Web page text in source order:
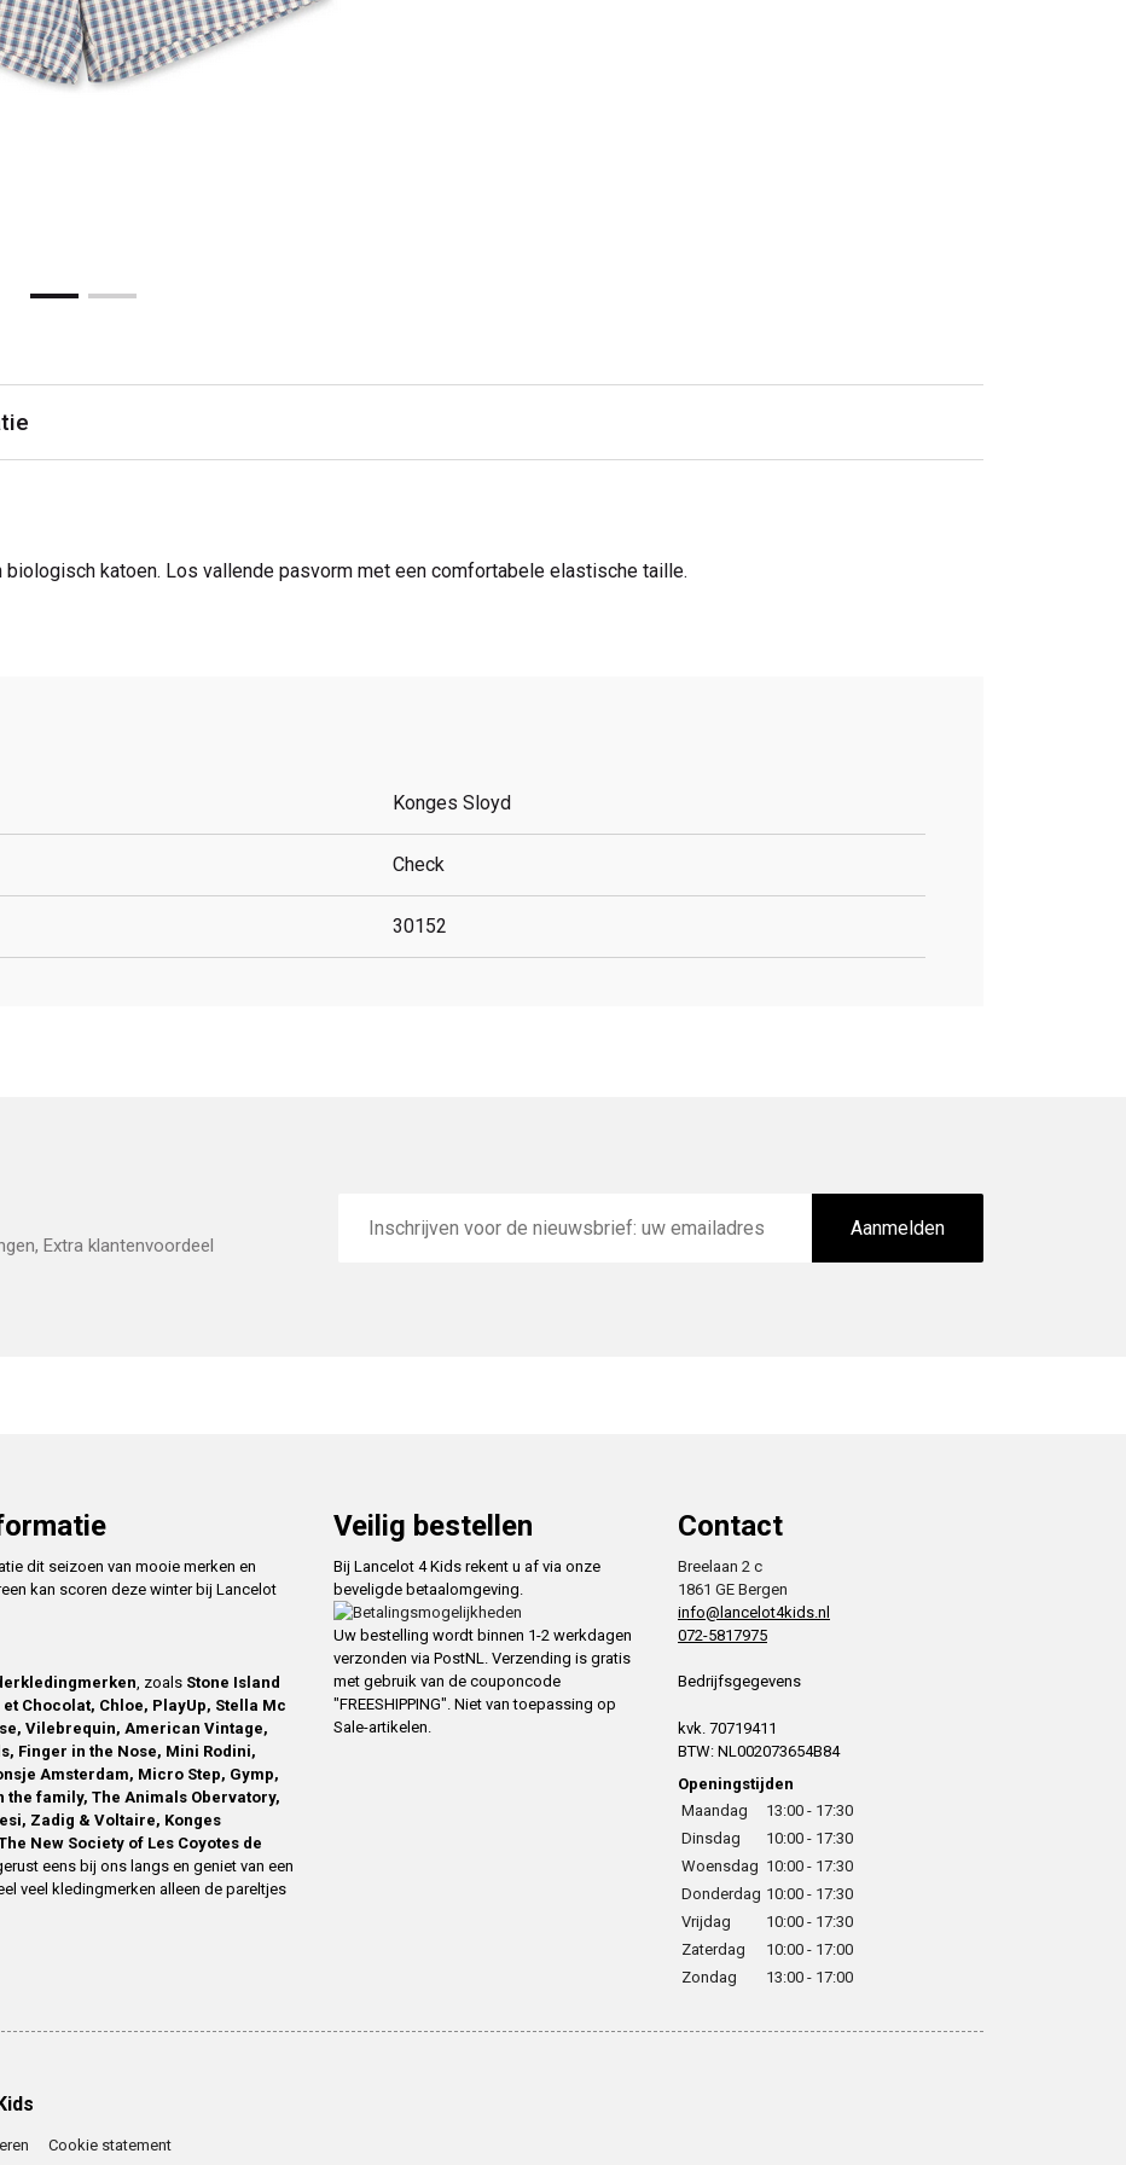
biologisch katoen. Los vallende pasvorm met een comfortabele elastische taille.
Konges Sloyd
Check
30152
Extra klantenvoordeel
mailadres
Aanmelden
dit seizoen van mooie merken en
kan scoren deze winter bij Lancelot
, zoals Stone Island
et Chocolat, Chloe, PlayUp, Stella Mc
Vilebrequin, American Vintage,
Finger in the Nose, Mini Rodini,
Amsterdam, Micro Step, Gymp,
the family, The Animals Obervatory,
Zadig & Voltaire, Konges
New Society of Les Coyotes de
eens bij ons langs en geniet van een
veel kledingmerken alleen de pareltjes
Veilig bestellen
Bij Lancelot 4 Kids rekent u af via onze
beveligde betaalomgeving.
Uw bestelling wordt binnen 1-2 werkdagen
verzonden via PostNL. Verzending is gratis
met gebruik van de couponcode
"FREESHIPPING". Niet van toepassing op
Sale-artikelen.
Contact
Breelaan 2 c
1861 GE Bergen
info@lancelot4kids.nl
072-5817975
Bedrijfsgegevens
kvk. 70719411
BTW: NL002073654B84
Openingstijden
Maandag
13:00 - 17:30
Dinsdag
10:00 - 17:30
Woensdag 10:00 - 17:30
Donderdag 10:00 - 17:30
Vrijdag
10:00 - 17:30
Zaterdag
10:00 - 17:00
Zondag
13:00 - 17:00
Cookie statement